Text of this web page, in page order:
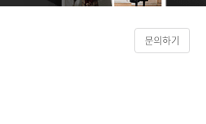
문의하기